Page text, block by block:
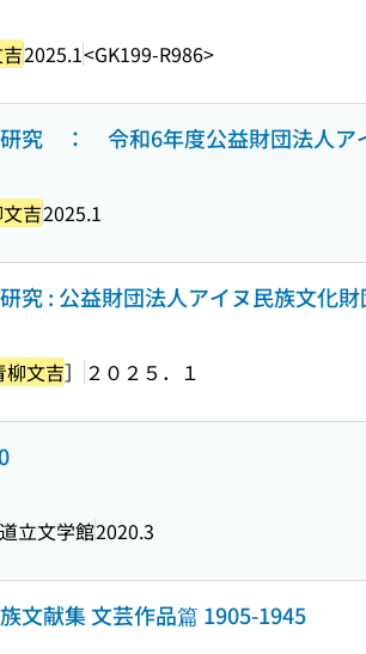
2025.1<GK199-R986>
究 ： 令和6年度公益財団法人ア
吉2025.1
究 : 公益財団法人アイヌ民族文化
柳文吉］ ２０２５．１
立文学館2020.3
文献集 文芸作品篇 1905-1945